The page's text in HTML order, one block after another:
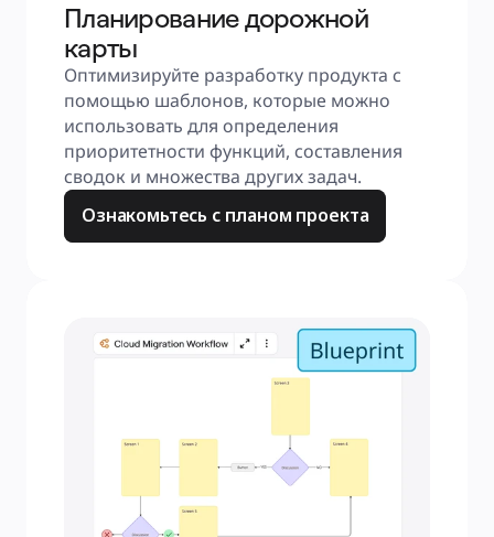
Планирование дорожной
карты
Оптимизируйте разработку продукта с
помощью шаблонов, которые можно
использовать для определения
приоритетности функций, составления
сводок и множества других задач.
Ознакомьтесь с планом проекта